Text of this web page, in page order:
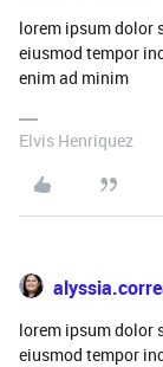
lorem ipsum dolor
eiusmod tempor
enim ad minim
Elvis Henriquez
lorem ipsum dolor
eiusmod tempor